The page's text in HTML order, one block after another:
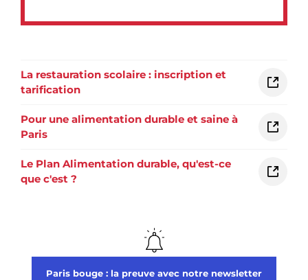
La restauration scolaire : inscription et
tarification
Pour une alimentation durable et saine à
Paris
Le Plan Alimentation durable, qu'est-ce
que c'est ?
Paris bouge : la preuve avec notre newsletter